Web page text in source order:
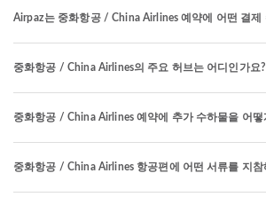
Airpaz는 중화항공 / China Airlines 예약에 어떤 결제
중화항공 / China Airlines의 주요 허브는 어디인가요?
중화항공 / China Airlines 예약에 추가 수하물을 어떻
중화항공 / China Airlines 항공편에 어떤 서류를 지참